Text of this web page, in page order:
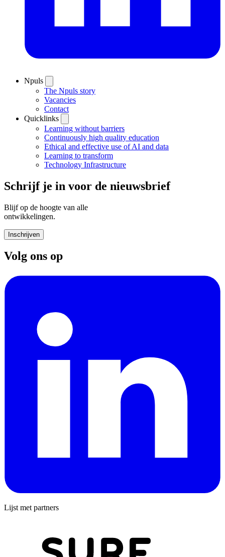
Npuls
The Npuls story
Vacancies
Contact
Quicklinks
Learning without barriers
Continuously high quality education
Ethical and effective use of AI and data
Learning to transform
Technology Infrastructure
Schrijf je in voor de nieuwsbrief
Blijf op de hoogte van alle
ontwikkelingen.
Inschrijven
Volg ons op
Lijst met partners